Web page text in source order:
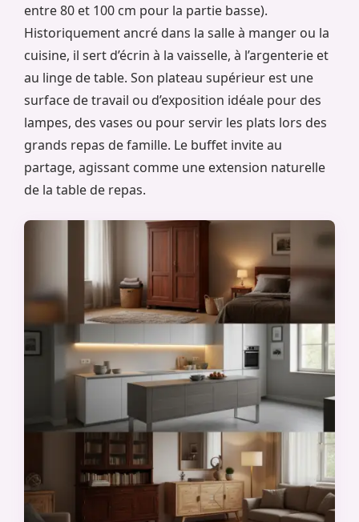
entre 80 et 100 cm pour la partie basse).
Historiquement ancré dans la salle à manger ou la
cuisine, il sert d’écrin à la vaisselle, à l’argenterie et
au linge de table. Son plateau supérieur est une
surface de travail ou d’exposition idéale pour des
lampes, des vases ou pour servir les plats lors des
grands repas de famille. Le buffet invite au
partage, agissant comme une extension naturelle
de la table de repas.